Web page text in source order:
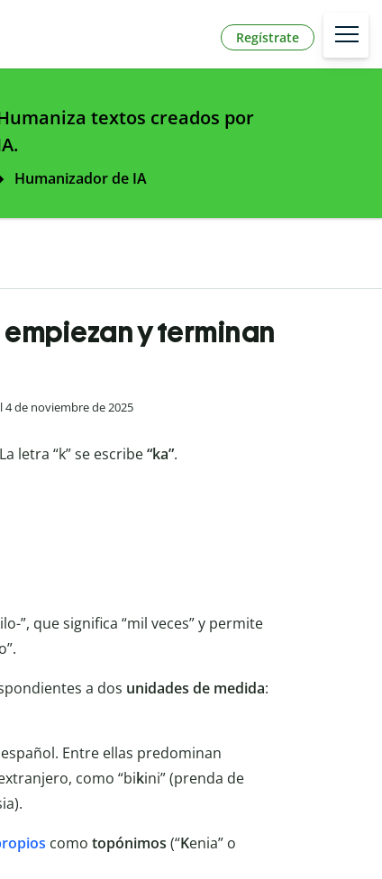
Regístrate
textos creados por
Humanizador de IA
y terminan
4 de noviembre de 2025
letra “k” se escribe“ka”.
”, que significa “mil veces” y permite
a dos unidades de medida:
Entre ellas predominan
como “bikini” (prenda de
como topónimos (“Kenia” o